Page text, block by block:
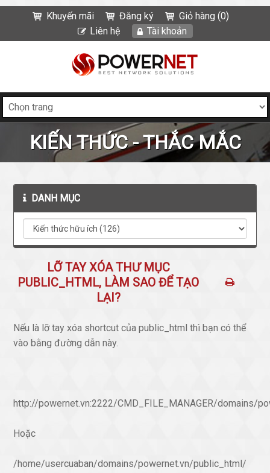
Khuyến mãi Đăng ký
Giỏ hàng (0)
Liên hệ
Tài khoản
KIẾN THỨC - THẮC MẮC
DANH MỤC
LỠ TAY XÓA THƯ MỤC
PUBLIC_HTML, LÀM SAO ĐỂ TẠO
LẠI?
Nếu là lỡ tay xóa shortcut của public_html thì bạn có thể
vào bằng đường dẫn này.
http://powernet.vn:2222/CMD_FILE_MANAGER/domains/
Hoặc
/home/usercuaban/domains/powernet.vn/public_html/